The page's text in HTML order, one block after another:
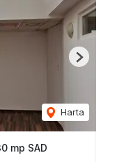
Harta
Next
mp SAD